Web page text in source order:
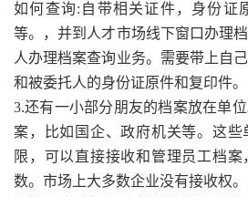
如何查询:自带相关证件，身份证
等。，并到人才市场线下窗口办理
人办理档案查询业务。需要带上自
和被委托人的身份证原件和复印件。
3.还有一小部分朋友的档案放在单
案，比如国企、政府机关等。这些
限，可以直接接收和管理员工档
数。市场上大多数企业没有接收权。